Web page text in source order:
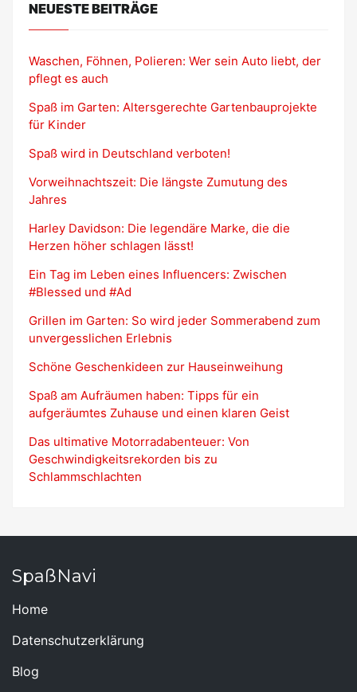
NEUESTE BEITRÄGE
Waschen, Föhnen, Polieren: Wer sein Auto liebt, der
pflegt es auch
Spaß im Garten: Altersgerechte Gartenbauprojekte
für Kinder
Spaß wird in Deutschland verboten!
Vorweihnachtszeit: Die längste Zumutung des
Jahres
Harley Davidson: Die legendäre Marke, die die
Herzen höher schlagen lässt!
Ein Tag im Leben eines Influencers: Zwischen
#Blessed und #Ad
Grillen im Garten: So wird jeder Sommerabend zum
unvergesslichen Erlebnis
Schöne Geschenkideen zur Hauseinweihung
Spaß am Aufräumen haben: Tipps für ein
aufgeräumtes Zuhause und einen klaren Geist
Das ultimative Motorradabenteuer: Von
Geschwindigkeitsrekorden bis zu
Schlammschlachten
SpaßNavi
Home
Datenschutzerklärung
Blog